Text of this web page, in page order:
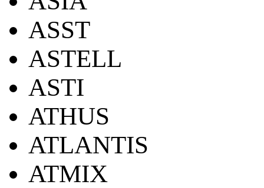
ASST
ASTELL
ASTI
ATHUS
ATLANTIS
ATMIX